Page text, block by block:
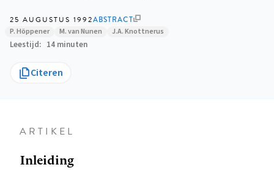
25 AUGUSTUS 1992ABSTRACT
P. Höppener M. van Nunen J.A. Knottnerus
Leestijd 14 minuten
Citeren
ARTIKEL
Inleiding